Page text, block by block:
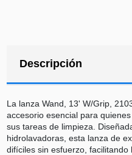
Descripción
La lanza Wand, 13' W/Grip,
accesorio esencial para
sus tareas de limpieza.
hidrolavadoras, esta lanza de
difíciles sin esfuerzo,